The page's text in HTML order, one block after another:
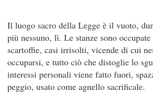
Il luogo sacro della Legge è il vuoto,
più nessuno, lì. Le stanze sono
scartoffie, casi irrisolti, vicende di cui
occuparsi, e tutto ciò che distoglie lo
interessi personali viene fatto fuori,
peggio, usato come agnello sacrificale.